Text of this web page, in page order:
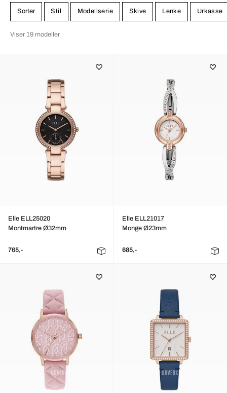
Sorter Stil Modellserie Skive Lenke Urkasse
Viser 19 modeller
Elle ELL25020
Montmartre Ø32mm
765,-
Elle ELL21017
Monge Ø23mm
685,-